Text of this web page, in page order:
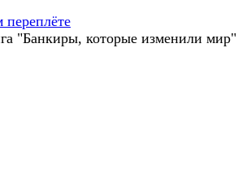
"Банкиры, которые изменили мир"